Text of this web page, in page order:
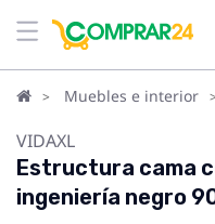
Muebles e interior
VIDAXL
Estructura cama
ingeniería negro